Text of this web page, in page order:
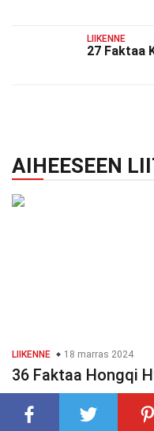
LIIKENNE
27 Faktaa
AIHEESEEN
LIIKENNE 18 marras 2024
36 Faktaa Hongqi